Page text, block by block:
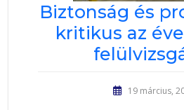
Biztonság és
kritikus az
19 március,